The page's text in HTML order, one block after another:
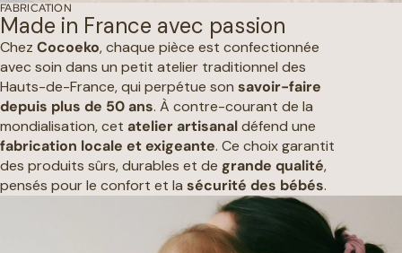
FABRICATION
Made in France avec passion
Chez Cocoeko, chaque pièce est confectionnée
avec soin dans un petit atelier traditionnel des
Hauts-de-France, qui perpétue son savoir-faire
depuis plus de 50 ans. À contre-courant de la
mondialisation, cet atelier artisanaldéfend une
fabrication locale et exigeante. Ce choix garantit
des produits sûrs, durables et de grande qualité,
pensés pour le confort et la sécurité des bébés.